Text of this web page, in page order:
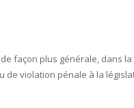
façon plus générale, dans la
de violation pénale à la